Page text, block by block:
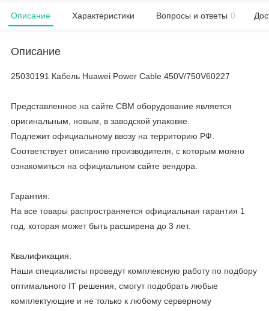
Описание Характеристики Вопросы и ответы 0
Описание
25030191 Кабель Huawei Power Cable 450V/750V60227
Представленное на сайте CBM оборудование является
оригинальным, новым, в заводской упаковке.
Подлежит официальному ввозу на территорию РФ.
Соответствует описанию производителя, с которым можно
ознакомиться на официальном сайте вендора.
Гарантия:
На все товары распространяется официальная гарантия 1
год, которая может быть расширена до 3 лет.
Квалификация:
Наши специалисты проведут комплексную работу по подбору
оптимального IT решения, смогут подобрать любые
комплектующие и не только к любому серверному